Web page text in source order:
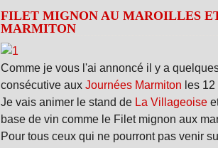
FILET MIGNON AU MAROILLES
MARMITON
Comme je vous l'ai annoncé il y a
consécutive aux Journées Marmiton les
Je vais animer le stand de La Villageoise
base de vin comme le Filet mignon aux
Pour tous ceux qui ne pourront pas venir